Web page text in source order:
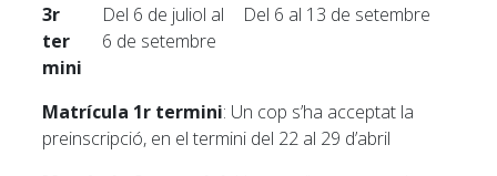
3r
ter
mini
Del 6 de juliol al
6 de setembre
Del 6 al 13 de setembre
Matrícula 1r termini: Un cop s’ha acceptat la
preinscripció, en el termini del 22 al 29 d’abril